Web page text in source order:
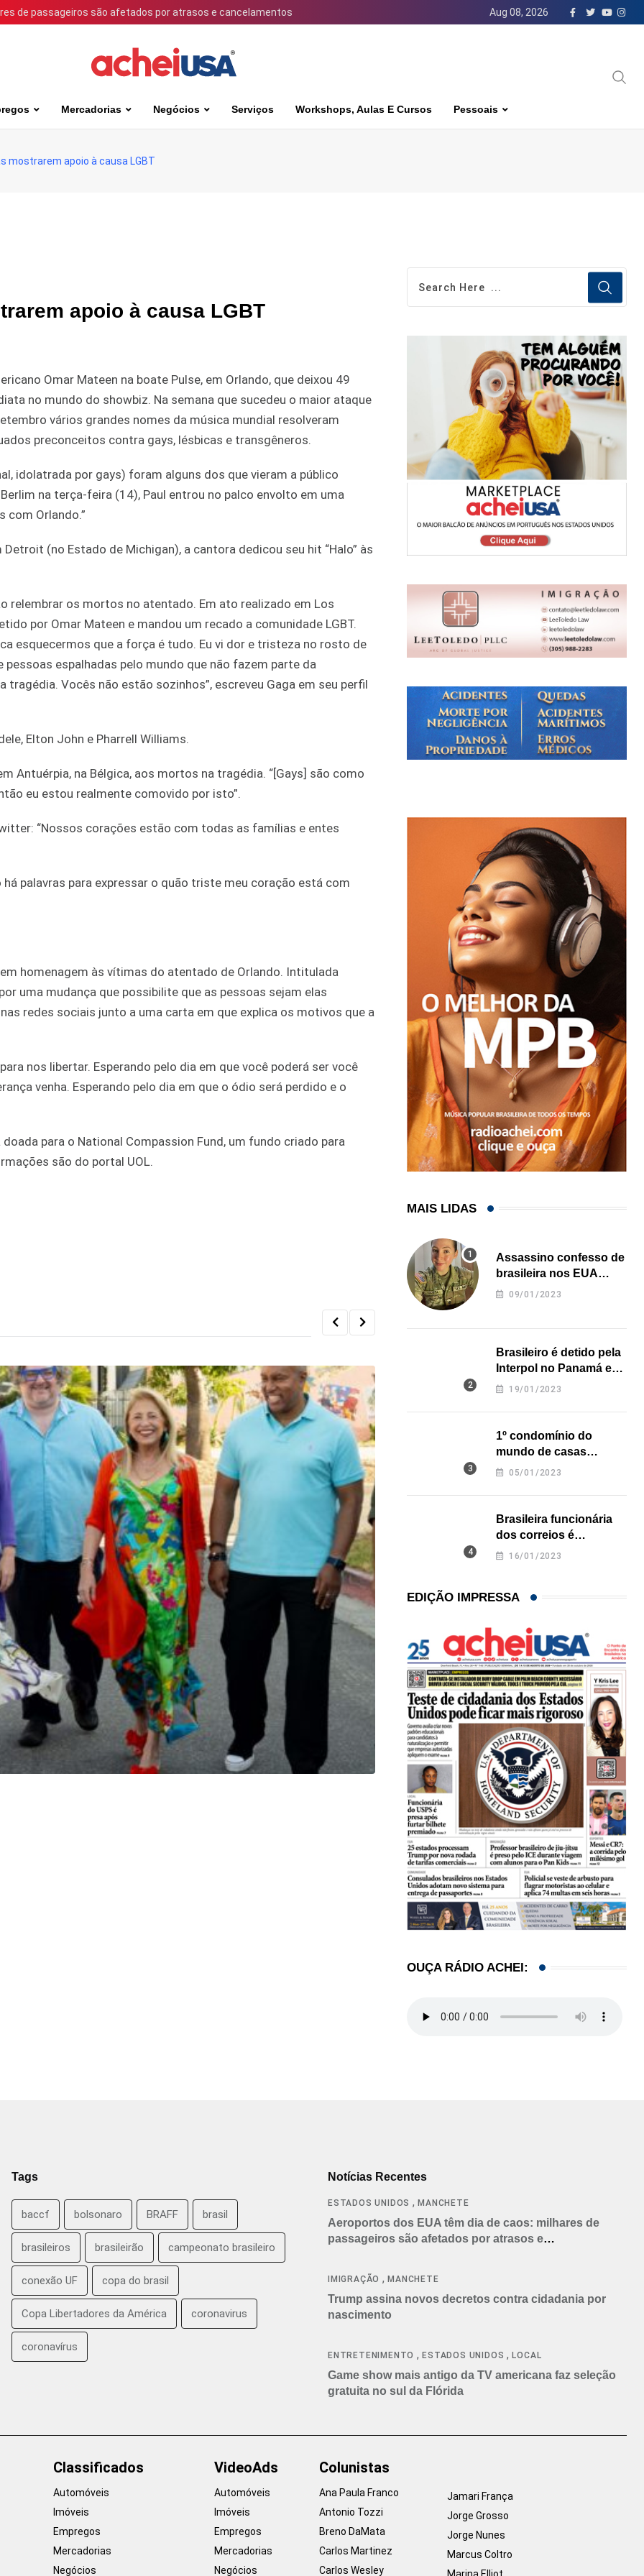
de passageiros são afetados por atrasos e cancelamentos Aug 08, 2026
Mercadorias Negócios Serviços Workshops, Aulas E Cursos Pessoais
mostrarem apoio à causa LGBT
apoio à causa LGBT
Omar Mateen na boate Pulse, em Orlando, que deixou 49
no mundo do showbiz. Na semana que sucedeu o maior ataque
vários grandes nomes da música mundial resolveram
preconceitos contra gays, lésbicas e transgêneros.
idolatrada por gays) foram alguns dos que vieram a público
na terça-feira (14), Paul entrou no palco envolto em uma
com Orlando.”
(no Estado de Michigan), a cantora dedicou seu hit “Halo” às
relembrar os mortos no atentado. Em ato realizado em Los
por Omar Mateen e mandou um recado a comunidade LGBT.
esquecermos que a força é tudo. Eu vi dor e tristeza no rosto de
espalhadas pelo mundo que não fazem parte da
Vocês não estão sozinhos”, escreveu Gaga em seu perfil
Elton John e Pharrell Williams.
Antuérpia, na Bélgica, aos mortos na tragédia. “[Gays] são como
eu estou realmente comovido por isto”.
“Nossos corações estão com todas as famílias e entes
palavras para expressar o quão triste meu coração está com
homenagem às vítimas do atentado de Orlando. Intitulada
uma mudança que possibilite que as pessoas sejam elas
redes sociais junto a uma carta em que explica os motivos que a
nos libertar. Esperando pelo dia em que você poderá ser você
venha. Esperando pelo dia em que o ódio será perdido e o
para o National Compassion Fund, um fundo criado para
são do portal UOL.
GENE DE SOUZA MÚSICA
Fernanda Abreu traz seu show eletrizante ao
22/05/2026
MAIS LIDAS
Assassino confesso de
brasileira nos EUA
revela onde deixou o
09/01/2023
Brasileiro é detido pela
Interpol no Panamá e
pode pegar prisão
19/01/2023
1º condomínio do
mundo de casas
impressas em 3D é
05/01/2023
Brasileira funcionária
dos correios é
assassinada a facadas
16/01/2023
EDIÇÃO IMPRESSA
OUÇA RÁDIO ACHEI:
Tags
baccf bolsonaro BRAFF brasil
brasileiros brasileirão campeonato brasileiro
conexão UF copa do brasil
Copa Libertadores da América coronavirus
coronavírus
Notícias Recentes
ESTADOS UNIDOS ,MANCHETE
Aeroportos dos EUA têm dia de caos: milhares de
passageiros são afetados por atrasos e
IMIGRAÇÃO ,MANCHETE
Trump assina novos decretos contra cidadania por
nascimento
ENTRETENIMENTO ,ESTADOS UNIDOS ,LOCAL
Game show mais antigo da TV americana faz seleção
gratuita no sul da Flórida
Classificados
Automóveis
Imóveis
Empregos
Mercadorias
Negócios
VideoAds
Automóveis
Imóveis
Empregos
Mercadorias
Negócios
Colunistas
Ana Paula Franco
Antonio Tozzi
Breno DaMata
Carlos Martinez
Carlos Wesley
Jamari França
Jorge Grosso
Jorge Nunes
Marcus Coltro